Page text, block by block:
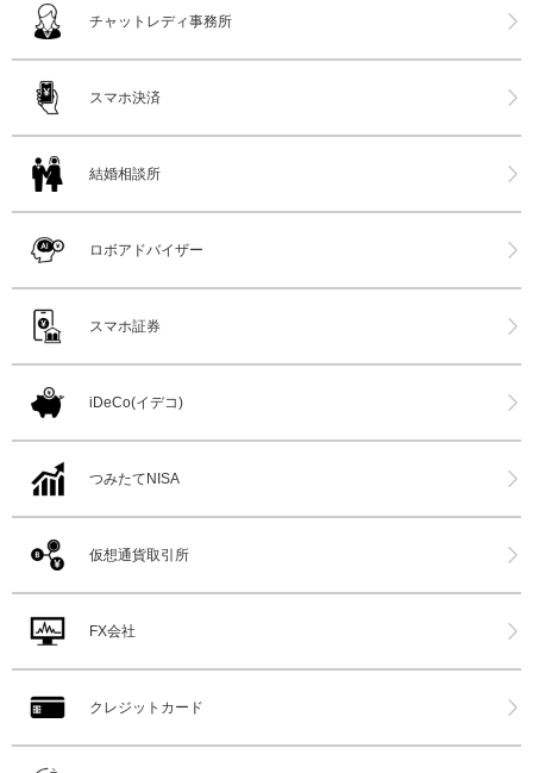
チャットレディ事務所
スマホ決済
結婚相談所
ロボアドバイザー
スマホ証券
iDeCo(イデコ)
つみたてNISA
仮想通貨取引所
FX会社
クレジットカード